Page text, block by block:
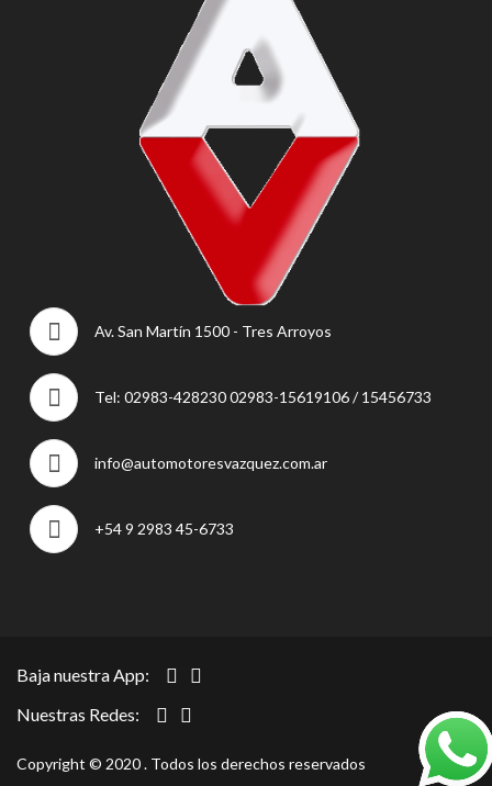
Av. San Martín 1500 - Tres Arroyos
Tel: 02983-428230 02983-15619106 / 15456733
info@automotoresvazquez.com.ar
+54 9 2983 45-6733
Baja nuestra App:
Nuestras Redes:
Copyright © 2020 . Todos los derechos reservados